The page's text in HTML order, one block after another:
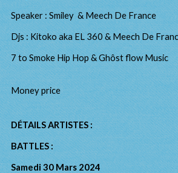
Speaker : Smiley & Meech De France
Djs : Kitoko aka EL 360 & Meech De
7 to Smoke Hip Hop & Ghôst flow Music
Money price
DÉTAILS ARTISTES :
BATTLES :
Samedi 30 Mars 2024